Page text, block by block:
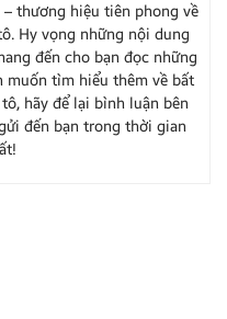
thương hiệu tiên phong về
Hy vọng những nội dung
đến cho bạn đọc những
muốn tìm hiểu thêm về bất
hãy để lại bình luận bên
đến bạn trong thời gian